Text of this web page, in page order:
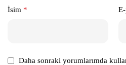
İsim *
Daha sonraki yorumlarımda